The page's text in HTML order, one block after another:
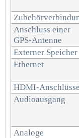
Anschluss einer
GPS-Antenne
Externer Speicher
Ethernet
HDMI-Anschlüsse
Audioausgang
Analoge